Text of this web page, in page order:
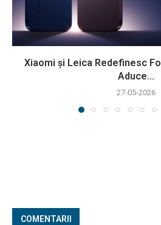
Xiaomi și Leica Redefinesc
Aduce...
27-05-2026
COMENTARII